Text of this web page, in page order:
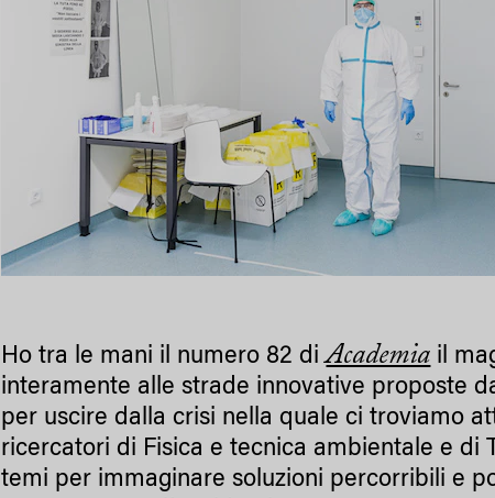
Ho tra le mani il numero 82 diAcademia il
interamente alle strade innovative proposte
per uscire dalla crisi nella quale ci troviamo
ricercatori di Fisica e tecnica ambientale e di
temi per immaginare soluzioni percorribili e